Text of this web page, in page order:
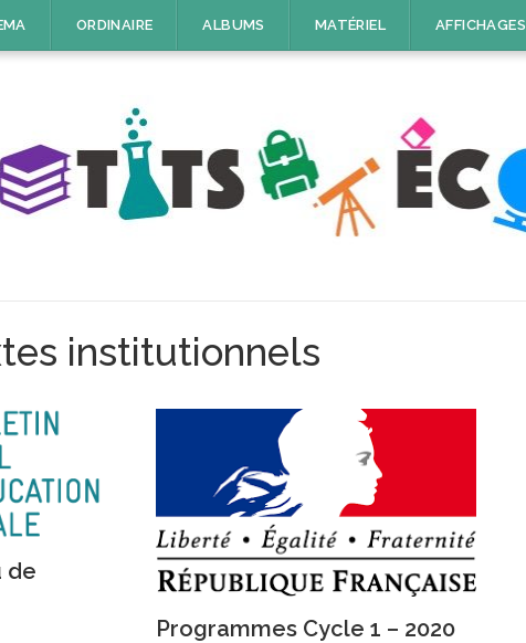
ORDINAIRE ALBUMS MATÉRIEL AFFICHAGES
institutionnels
de
Programmes Cycle 1 – 2020